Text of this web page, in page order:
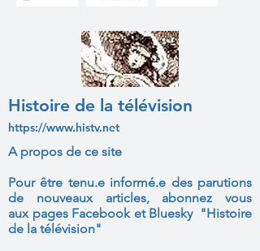
Histoire de la télévision
https://www.histv.net
A propos de ce site
Pour être tenu.e informé.e des parutions
de nouveaux articles, abonnez vous
aux pages Facebook et Bluesky "Histoire
de la télévision"